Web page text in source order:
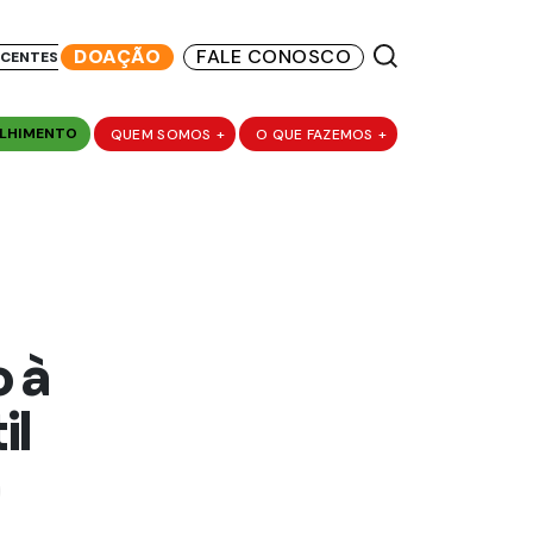
DOAÇÃO FALE CONOSCO
QUEM SOMOS + O QUE FAZEMOS +
à